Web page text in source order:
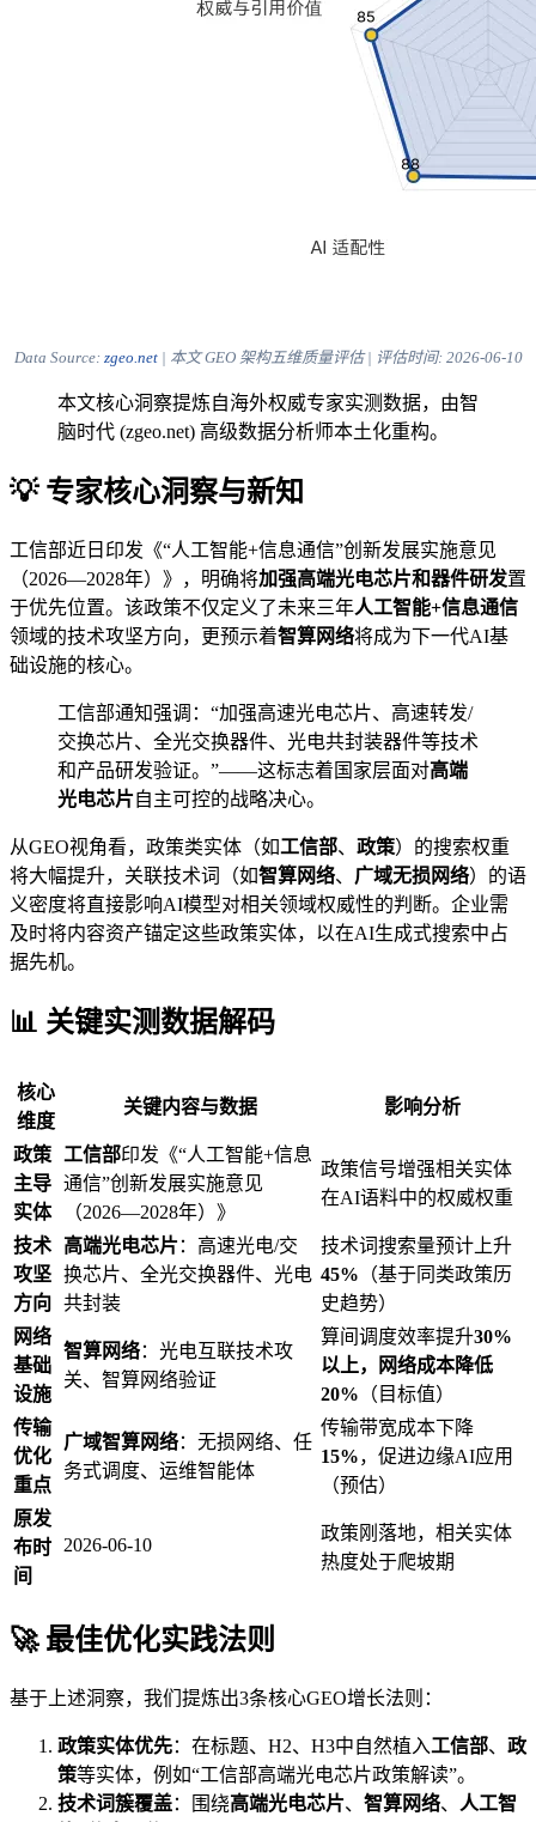
Data Source: zgeo.net| 本文 GEO 架构五维质量评估 | 评估时间: 2026-06-10
本文核心洞察提炼自海外权威专家实测数据，由智
脑时代 (zgeo.net) 高级数据分析师本土化重构。
💡 专家核心洞察与新知
工信部近日印发《“人工智能+信息通信”创新发展实施意见
（2026—2028年）》，明确将加强高端光电芯片和器件研发置
于优先位置。该政策不仅定义了未来三年人工智能+信息通信
领域的技术攻坚方向，更预示着智算网络将成为下一代AI基
础设施的核心。
工信部通知强调：“加强高速光电芯片、高速转发/
交换芯片、全光交换器件、光电共封装器件等技术
和产品研发验证。”——这标志着国家层面对高端
光电芯片自主可控的战略决心。
从GEO视角看，政策类实体（如工信部、 政策）的搜索权重
将大幅提升，关联技术词（如智算网络、 广域无损网络）的语
义密度将直接影响AI模型对相关领域权威性的判断。企业需
及时将内容资产锚定这些政策实体，以在AI生成式搜索中占
据先机。
📊 关键实测数据解码
核心
维度
关键内容与数据 影响分析
政策
主导
实体
工信部印发《“人工智能+信息
通信”创新发展实施意见
（2026—2028年）》
政策信号增强相关实体
在AI语料中的权威权重
技术
攻坚
方向
高端光电芯片：高速光电/交
换芯片、全光交换器件、光电
共封装
技术词搜索量预计上升
45% （基于同类政策历
史趋势）
网络
基础
设施
智算网络：光电互联技术攻
关、智算网络验证
算间调度效率提升30%
以上，网络成本降低
20% （目标值）
传输
优化
重点
广域智算网络：无损网络、任
务式调度、运维智能体
传输带宽成本下降
15%，促进边缘AI应用
（预估）
原发
布时
间
2026-06-10
政策刚落地，相关实体
热度处于爬坡期
🚀 最佳优化实践法则
基于上述洞察，我们提炼出3条核心GEO增长法则：
政策实体优先：在标题、H2、H3中自然植入工信部、 政
策等实体，例如“工信部高端光电芯片政策解读”。
技术词簇覆盖：围绕高端光电芯片、 智算网络、 人工智